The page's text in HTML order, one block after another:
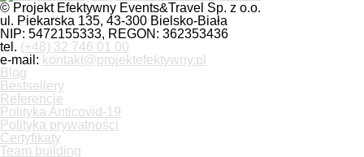
© Projekt Efektywny Events&Travel Sp. z o.o.
ul. Piekarska 135, 43-300 Bielsko-Biała
NIP: 5472155333, REGON: 362353436
tel. (+48) 32 746 01 00
e-mail: kontakt@projektefektywny.pl
Blog
Bestsellery
Referencje
Polityka Anticovid-19
Polityka prywatności
Certyfikaty
Team building